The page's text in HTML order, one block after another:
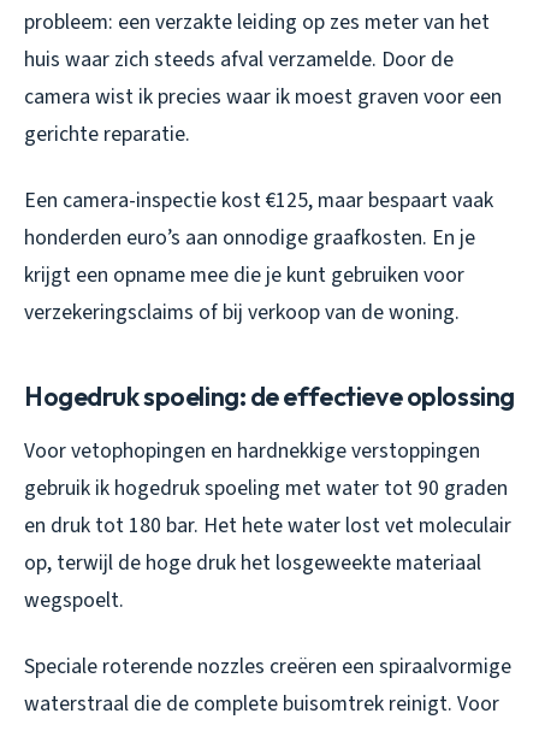
probleem: een verzakte leiding op zes meter van het
huis waar zich steeds afval verzamelde. Door de
camera wist ik precies waar ik moest graven voor een
gerichte reparatie.
Een camera-inspectie kost €125, maar bespaart vaak
honderden euro’s aan onnodige graafkosten. En je
krijgt een opname mee die je kunt gebruiken voor
verzekeringsclaims of bij verkoop van de woning.
Hogedruk spoeling: de effectieve oplossing
Voor vetophopingen en hardnekkige verstoppingen
gebruik ik hogedruk spoeling met water tot 90 graden
en druk tot 180 bar. Het hete water lost vet moleculair
op, terwijl de hoge druk het losgeweekte materiaal
wegspoelt.
Speciale roterende nozzles creëren een spiraalvormige
waterstraal die de complete buisomtrek reinigt. Voor